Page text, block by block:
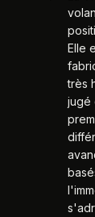
Elle
très
jugé